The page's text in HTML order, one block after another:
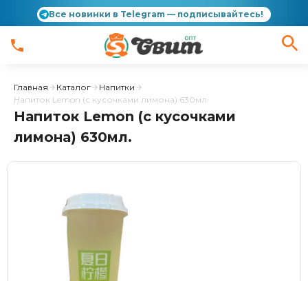
Все новинки в Telegram — подписывайтесь!
Главная Каталог
Напитки
Напиток Lemon (с кусочками лимона) 630мл.
Напиток Lemon (с кусочками
лимона) 630мл.